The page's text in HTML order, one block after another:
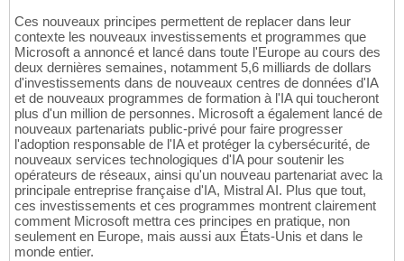
Ces nouveaux principes permettent de replacer dans leur
contexte les nouveaux investissements et programmes que
Microsoft a annoncé et lancé dans toute l'Europe au cours des
deux dernières semaines, notamment 5,6 milliards de dollars
d'investissements dans de nouveaux centres de données d'IA
et de nouveaux programmes de formation à l'IA qui toucheront
plus d'un million de personnes. Microsoft a également lancé de
nouveaux partenariats public-privé pour faire progresser
l'adoption responsable de l'IA et protéger la cybersécurité, de
nouveaux services technologiques d'IA pour soutenir les
opérateurs de réseaux, ainsi qu'un nouveau partenariat avec la
principale entreprise française d'IA, Mistral AI. Plus que tout,
ces investissements et ces programmes montrent clairement
comment Microsoft mettra ces principes en pratique, non
seulement en Europe, mais aussi aux États-Unis et dans le
monde entier.